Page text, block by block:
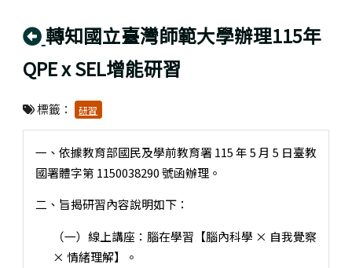
回上頁
轉知國立臺灣師範大學辦理115年
QPE x SEL增能研習
標籤： 研習
一、依據教育部國民及學前教育署 115 年 5 月 5 日臺教
國署體字第 1150038290 號函辦理。
二、旨揭研習內容說明如下：
（一）線上講座：腦在學習【腦內科學 × 自我覺察
× 情緒理解】。